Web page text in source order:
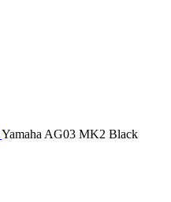
Yamaha AG03 MK2 Black